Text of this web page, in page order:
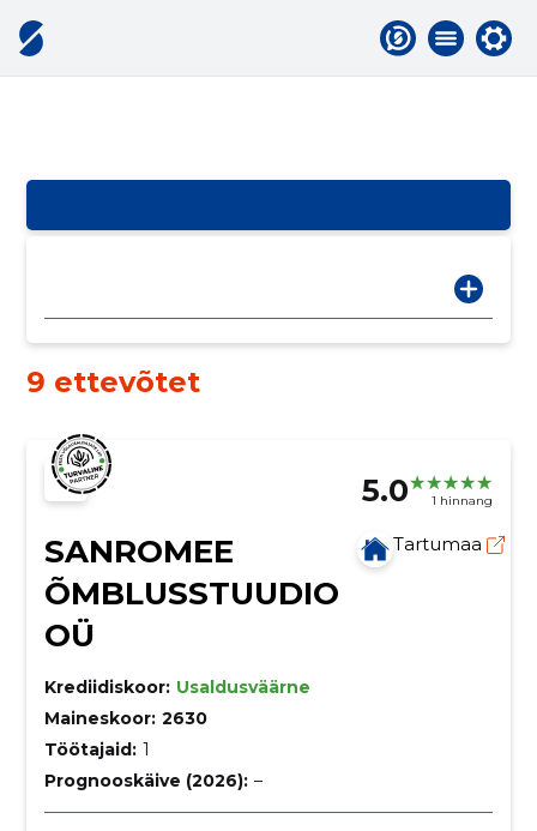
9 ettevõtet
5.0 1 hinnang
SANROMEE
ÕMBLUSSTUUDIO
OÜ
Tartumaa
Krediidiskoor: Usaldusväärne
Maineskoor: 2630
Töötajaid: 1
Prognooskäive (2026): –